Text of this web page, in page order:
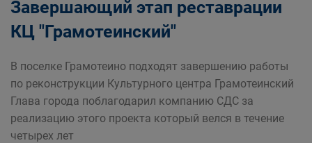
Завершающий этап реставрации
КЦ "Грамотеинский"
В поселке Грамотеино подходят завершению работы
по реконструкции Культурного центра Грамотеинский
Глава города поблагодарил компанию СДС за
реализацию этого проекта который велся в течение
четырех лет